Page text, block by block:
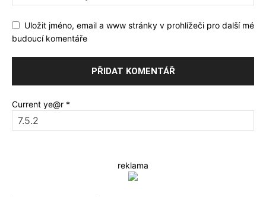
Uložit jméno, email a www stránky v prohlížeči pro další mé
budoucí komentáře
Current ye@r *
reklama